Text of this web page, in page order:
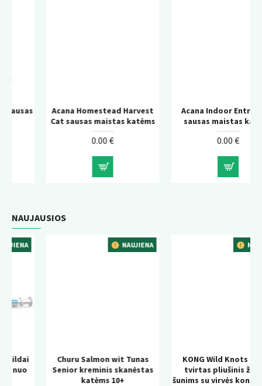
Acana Homestead Harvest
Cat sausas maistas katėms
Acana Indoor Entree Cat
sausas maistas katėms
NAUJAUSIOS
NAUJIENA
Churu Salmon wit Tunas
Senior kreminis skanėstas
katėms 10+
NAUJIENA
KONG Wild Knots Bear –
tvirtas pliušinis žaislas
šunims su virvės konstrukcija